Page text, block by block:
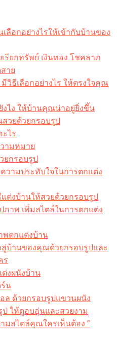
ลือกอย่างไรให้เข้ากับบ้านของ
รียกทรัพย์ เงินทอง โชคลาภ
าย
วิธีเลือกอย่างไร ให้ตรงใจคุณ
งไง ให้บ้านคุณน่าอยู่ยิ่งขึ้น
สวยด้วยกรอบรูป
ไร​
ามหมาย
ยกรอบรูป
วามประทับใจในการตกแต่ง
ต่งบ้านให้สวยด้วยกรอบรูป
าพ เพิ่มสไตล์ในการตกแต่ง
พตกแต่งบ้าน
บ้านของคุณด้วยกรอบรูปและ
ร
งผนังบ้าน
น
ล ด้วยกรอบรูปแขวนผนัง
ให้ดูอบอุ่นและสวยงาม
มสไตล์คุณใครเห็นต้อง ”